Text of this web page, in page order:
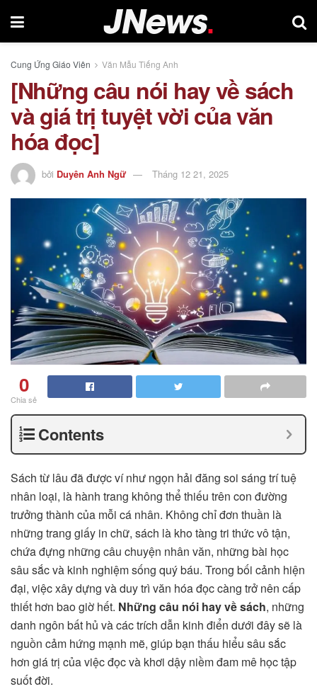
Cung Ứng Giáo Viên Văn Mẫu Tiếng Anh
[Những câu nói hay về sách
và giá trị tuyệt vời của văn
hóa đọc]
bởi Duyên Anh Ngữ Tháng 12 21, 2025
0
Chia sẻ
Contents
Sách từ lâu đã được ví như ngọn hải đăng soi sáng trí tuệ
nhân loại, là hành trang không thể thiếu trên con đường
trưởng thành của mỗi cá nhân. Không chỉ đơn thuần là
những trang giấy in chữ, sách là kho tàng tri thức vô tận,
chứa đựng những câu chuyện nhân văn, những bài học
sâu sắc và kinh nghiệm sống quý báu. Trong bối cảnh hiện
đại, việc xây dựng và duy trì văn hóa đọc càng trở nên cấp
thiết hơn bao giờ hết. Những câu nói hay về sách, những
danh ngôn bất hủ và các trích dẫn kinh điển dưới đây sẽ là
nguồn cảm hứng mạnh mẽ, giúp bạn thấu hiểu sâu sắc
hơn giá trị của việc đọc và khơi dậy niềm đam mê học tập
suốt đời.